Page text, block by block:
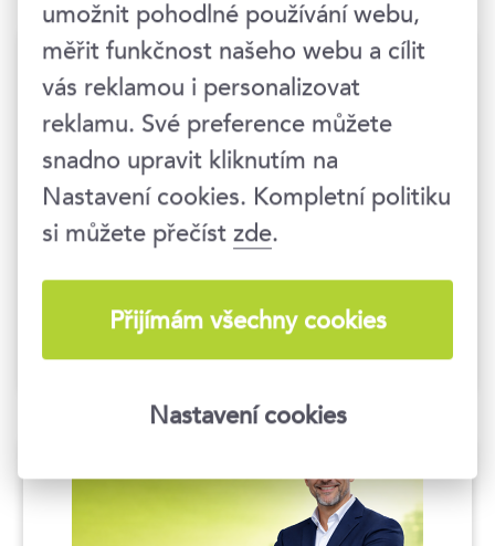
Klienty máme rádi
K vašemu rozvoji přistupujeme kreativně a s
nadšením. U nás se vždy potkáte s úsměvem,
upřímným zájmem a vstřícným přístupem.
Pokaždé se snažíme překonat vaše očekávání.
umožnit pohodlné používání webu,
měřit funkčnost našeho webu a cílit
vás reklamou i personalizovat
reklamu. Své preference můžete
snadno upravit kliknutím na
Nastavení cookies. Kompletní politiku
si můžete přečístzde.
Přijímám všechny cookies
Nastavení cookies